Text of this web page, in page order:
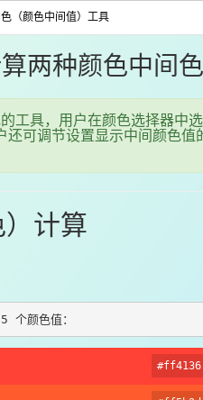
（颜色中间值）工具
两种颜色中间
工具，用户在颜色选择器中
还可调节设置显示中间颜色
计算
个颜色值：
#ff4136